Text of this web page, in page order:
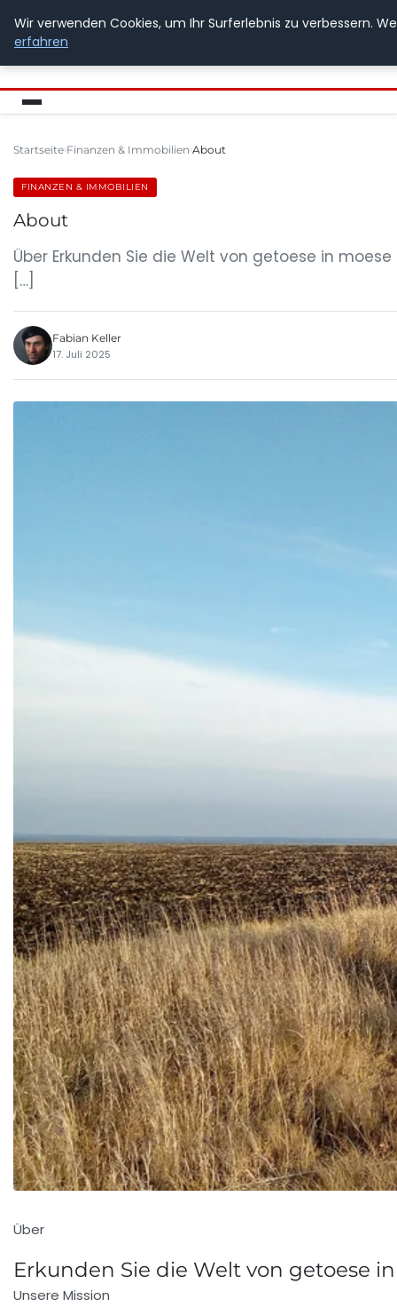
GETOESE IN MOESE
Startseite Finanzen & Immobilien About
FINANZEN & IMMOBILIEN
About
Über Erkunden Sie die Welt von getoese in
[…]
Fabian Keller
17. Juli 2025
Über
Erkunden Sie die Welt von getoese
Unsere Mission
Wir verwenden Cookies, um Ihr Surferlebnis zu verbessern.
erfahren